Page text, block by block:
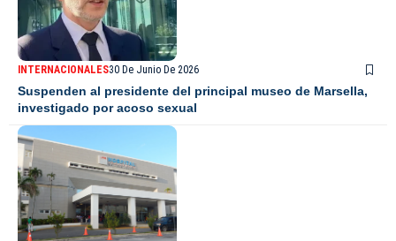
INTERNACIONALES30 De Junio De 2026
Suspenden al presidente del principal museo de Marsella,
investigado por acoso sexual